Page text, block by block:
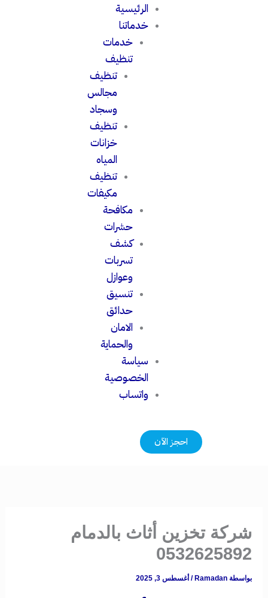
الرئيسية
خدماتنا
خدمات
تنظيف
تنظيف
مجالس
وسجاد
تنظيف
خزانات
المياه
تنظيف
مكيفات
مكافحة
حشرات
كشف
تسربات
وعوازل
تنسيق
حدائق
الامان
والحماية
سياسة
الخصوصية
واتساب
احجز الآن
شركة تخزين أثاث بالدمام
0532625892
بواسطة Ramadan
/ أغسطس 3, 2025